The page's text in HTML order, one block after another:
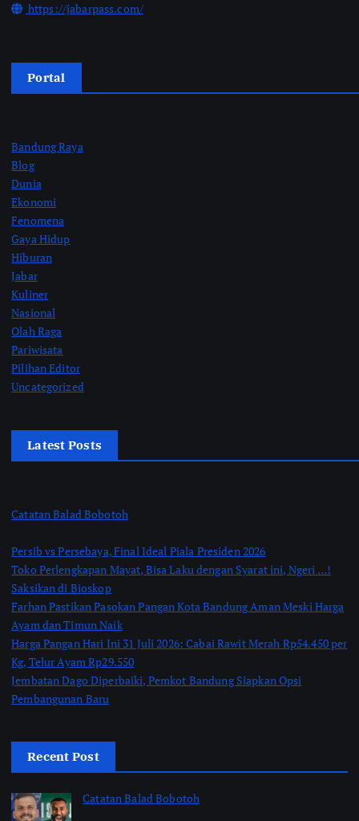
https://jabarpass.com/
Portal
Bandung Raya
Blog
Dunia
Ekonomi
Fenomena
Gaya Hidup
Hiburan
Jabar
Kuliner
Nasional
Olah Raga
Pariwisata
Pilihan Editor
Uncategorized
Latest Posts
Catatan Balad Bobotoh
Persib vs Persebaya, Final Ideal Piala Presiden 2026
Toko Perlengkapan Mayat, Bisa Laku dengan Syarat ini, Ngeri …!
Saksikan di Bioskop
Farhan Pastikan Pasokan Pangan Kota Bandung Aman Meski Harga
Ayam dan Timun Naik
Harga Pangan Hari Ini 31 Juli 2026: Cabai Rawit Merah Rp54.450 per
Kg, Telur Ayam Rp29.550
Jembatan Dago Diperbaiki, Pemkot Bandung Siapkan Opsi
Pembangunan Baru
Recent Post
Catatan Balad Bobotoh